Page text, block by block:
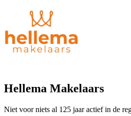
Hellema Makelaars
Niet voor niets al 125 jaar actief in de